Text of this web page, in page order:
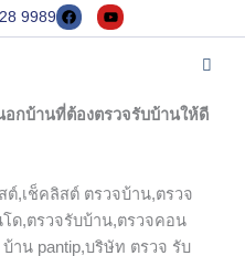
9989
F
a
c
k
Y
o
u
กบ้านที่ต้องตรวจรับบ้านให้ดี